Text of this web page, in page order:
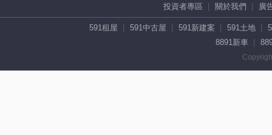
投資者專區 關於我們 廣
591租屋 591中古屋 591新建案 591土地
8891新車